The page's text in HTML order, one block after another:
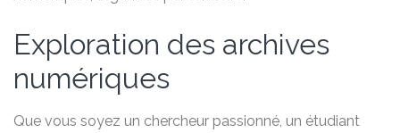
Exploration des archives
numériques
Que vous soyez un chercheur passionné, un étudiant